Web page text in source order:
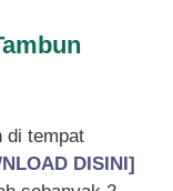
di tempat
DISINI]